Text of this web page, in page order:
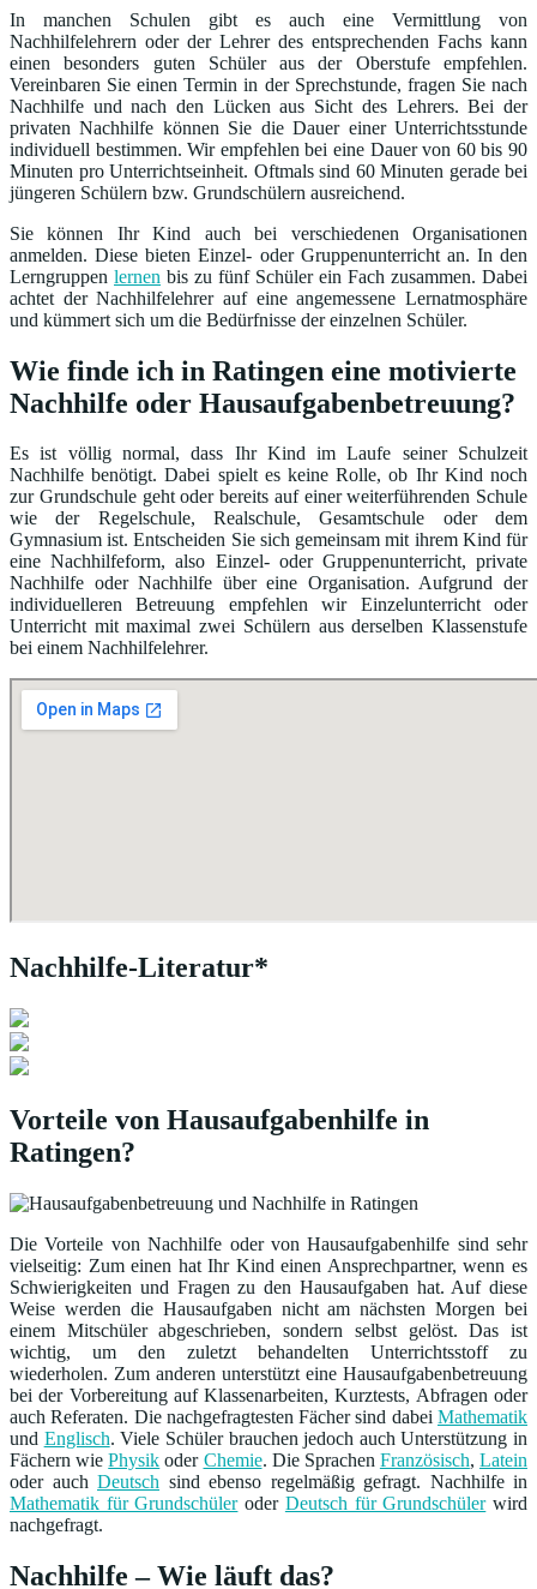
In manchen Schulen gibt es auch eine Vermittlung von
Nachhilfelehrern oder der Lehrer des entsprechenden Fachs kann
einen besonders guten Schüler aus der Oberstufe empfehlen.
Vereinbaren Sie einen Termin in der Sprechstunde, fragen Sie nach
Nachhilfe und nach den Lücken aus Sicht des Lehrers. Bei der
privaten Nachhilfe können Sie die Dauer einer Unterrichtsstunde
individuell bestimmen. Wir empfehlen bei eine Dauer von 60 bis 90
Minuten pro Unterrichtseinheit. Oftmals sind 60 Minuten gerade bei
jüngeren Schülern bzw. Grundschülern ausreichend.
Sie können Ihr Kind auch bei verschiedenen Organisationen
anmelden. Diese bieten Einzel- oder Gruppenunterricht an. In den
Lerngruppen lernen bis zu fünf Schüler ein Fach zusammen. Dabei
achtet der Nachhilfelehrer auf eine angemessene Lernatmosphäre
und kümmert sich um die Bedürfnisse der einzelnen Schüler.
Wie finde ich in Ratingen eine motivierte
Nachhilfe oder Hausaufgabenbetreuung?
Es ist völlig normal, dass Ihr Kind im Laufe seiner Schulzeit
Nachhilfe benötigt. Dabei spielt es keine Rolle, ob Ihr Kind noch
zur Grundschule geht oder bereits auf einer weiterführenden Schule
wie der Regelschule, Realschule, Gesamtschule oder dem
Gymnasium ist. Entscheiden Sie sich gemeinsam mit ihrem Kind für
eine Nachhilfeform, also Einzel- oder Gruppenunterricht, private
Nachhilfe oder Nachhilfe über eine Organisation. Aufgrund der
individuelleren Betreuung empfehlen wir Einzelunterricht oder
Unterricht mit maximal zwei Schülern aus derselben Klassenstufe
bei einem Nachhilfelehrer.
Nachhilfe-Literatur*
Vorteile von Hausaufgabenhilfe in
Ratingen?
Die Vorteile von Nachhilfe oder von Hausaufgabenhilfe sind sehr
vielseitig: Zum einen hat Ihr Kind einen Ansprechpartner, wenn es
Schwierigkeiten und Fragen zu den Hausaufgaben hat. Auf diese
Weise werden die Hausaufgaben nicht am nächsten Morgen bei
einem Mitschüler abgeschrieben, sondern selbst gelöst. Das ist
wichtig, um den zuletzt behandelten Unterrichtsstoff zu
wiederholen. Zum anderen unterstützt eine Hausaufgabenbetreuung
bei der Vorbereitung auf Klassenarbeiten, Kurztests, Abfragen oder
auch Referaten. Die nachgefragtesten Fächer sind dabei Mathematik
und Englisch. Viele Schüler brauchen jedoch auch Unterstützung in
Fächern wiePhysik oder Chemie. Die Sprachen Französisch, Latein
oder auch Deutsch sind ebenso regelmäßig gefragt. Nachhilfe in
Mathematik für Grundschüleroder Deutsch für Grundschülerwird
nachgefragt.
Nachhilfe – Wie läuft das?